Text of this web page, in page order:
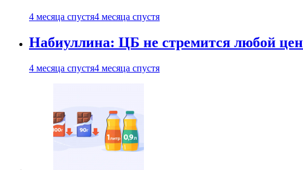
4 месяца спустя4 месяца спустя
Набиуллина: ЦБ не стремится любой
4 месяца спустя4 месяца спустя